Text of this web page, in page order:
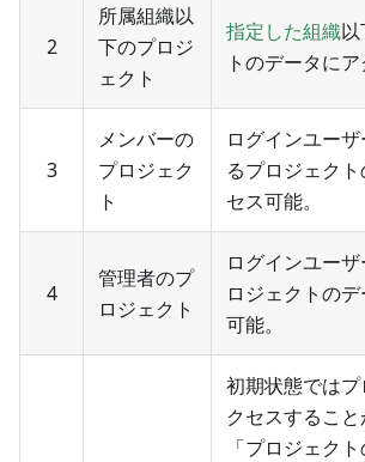
2
所属組織以
下のプロジ
ェクト
指定した組織
トのデータにア
3
メンバーの
プロジェク
ト
ログインユー
るプロジェク
セス可能。
4
管理者のプ
ロジェクト
ログインユー
ロジェクトの
可能。
初期状態では
クセスすること
「プロジェク